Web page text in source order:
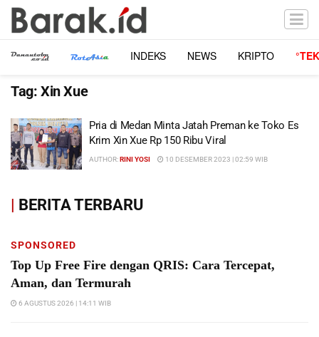
INDEKS NEWS KRIPTO
Tag: Xin Xue
Pria di Medan Minta Jatah Preman ke Toko Es
Krim Xin Xue Rp 150 Ribu Viral
AUTHOR:RINI YOSI 10 DESEMBER 2023 | 02:59 WIB
| BERITA TERBARU
SPONSORED
Top Up Free Fire dengan QRIS: Cara Tercepat,
Aman, dan Termurah
6 AGUSTUS 2026 | 14:11 WIB